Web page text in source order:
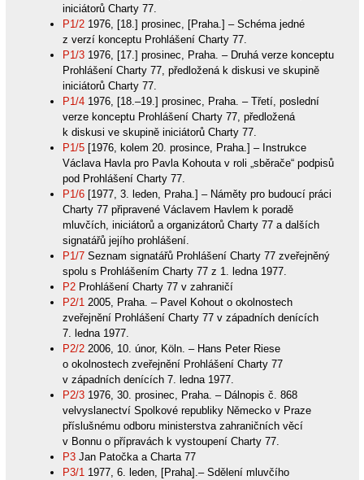
iniciátorů Charty 77.
P1/21976, [18.] prosinec, [Praha.] – Schéma jedné
z verzí konceptu Prohlášení Charty 77.
P1/31976, [17.] prosinec, Praha. – Druhá verze konceptu
Prohlášení Charty 77, předložená k diskusi ve skupině
iniciátorů Charty 77.
P1/41976, [18.–19.] prosinec, Praha. – Třetí, poslední
verze konceptu Prohlášení Charty 77, předložená
k diskusi ve skupině iniciátorů Charty 77.
P1/5[1976, kolem 20. prosince, Praha.] – Instrukce
Václava Havla pro Pavla Kohouta v roli „sběrače“ podpisů
pod Prohlášení Charty 77.
P1/6[1977, 3. leden, Praha.] – Náměty pro budoucí práci
Charty 77 připravené Václavem Havlem k poradě
mluvčích, iniciátorů a organizátorů Charty 77 a dalších
signatářů jejího prohlášení.
P1/7Seznam signatářů Prohlášení Charty 77 zveřejněný
spolu s Prohlášením Charty 77 z 1. ledna 1977.
P2Prohlášení Charty 77 v zahraničí
P2/1 2005, Praha. – Pavel Kohout o okolnostech
zveřejnění Prohlášení Charty 77 v západních denících
7. ledna 1977.
P2/22006, 10. únor, Köln. – Hans Peter Riese
o okolnostech zveřejnění Prohlášení Charty 77
v západních denících 7. ledna 1977.
P2/31976, 30. prosinec, Praha. – Dálnopis č. 868
velvyslanectví Spolkové republiky Německo v Praze
příslušnému odboru ministerstva zahraničních věcí
v Bonnu o přípravách k vystoupení Charty 77.
P3Jan Patočka a Charta 77
P3/1 1977, 6. leden, [Praha].– Sdělení mluvčího